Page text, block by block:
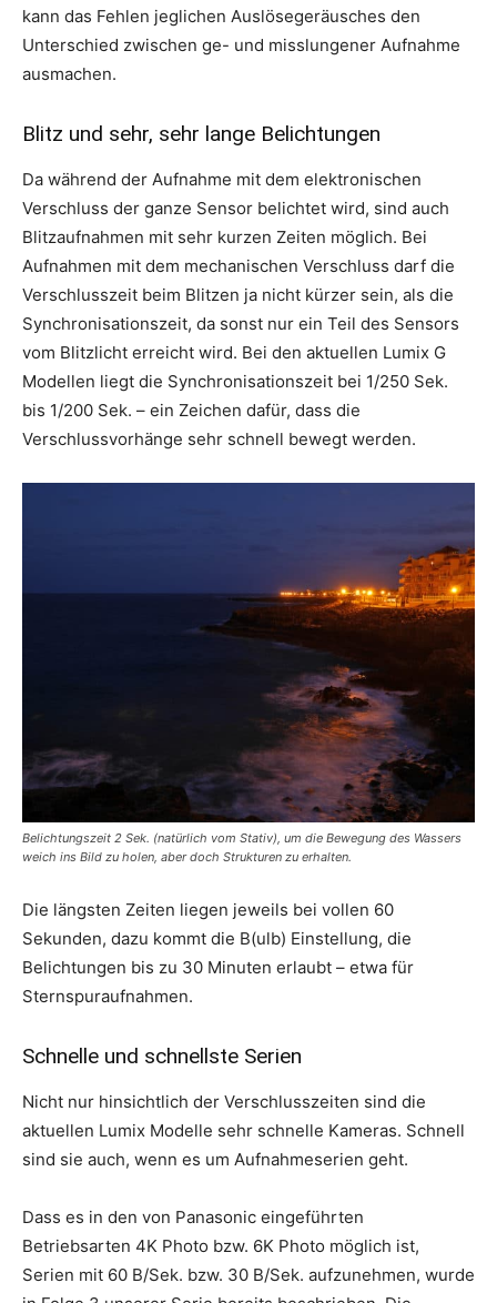
kann das Fehlen jeglichen Auslösegeräusches den
Unterschied zwischen ge- und misslungener Aufnahme
ausmachen.
Blitz und sehr, sehr lange Belichtungen
Da während der Aufnahme mit dem elektronischen
Verschluss der ganze Sensor belichtet wird, sind auch
Blitzaufnahmen mit sehr kurzen Zeiten möglich. Bei
Aufnahmen mit dem mechanischen Verschluss darf die
Verschlusszeit beim Blitzen ja nicht kürzer sein, als die
Synchronisationszeit, da sonst nur ein Teil des Sensors
vom Blitzlicht erreicht wird. Bei den aktuellen Lumix G
Modellen liegt die Synchronisationszeit bei 1/250 Sek.
bis 1/200 Sek. – ein Zeichen dafür, dass die
Verschlussvorhänge sehr schnell bewegt werden.
Belichtungszeit 2 Sek. (natürlich vom Stativ), um die Bewegung des Wassers
weich ins Bild zu holen, aber doch Strukturen zu erhalten.
Die längsten Zeiten liegen jeweils bei vollen 60
Sekunden, dazu kommt die B(ulb) Einstellung, die
Belichtungen bis zu 30 Minuten erlaubt – etwa für
Sternspuraufnahmen.
Schnelle und schnellste Serien
Nicht nur hinsichtlich der Verschlusszeiten sind die
aktuellen Lumix Modelle sehr schnelle Kameras. Schnell
sind sie auch, wenn es um Aufnahmeserien geht.
Dass es in den von Panasonic eingeführten
Betriebsarten 4K Photo bzw. 6K Photo möglich ist,
Serien mit 60 B/Sek. bzw. 30 B/Sek. aufzunehmen, wurde